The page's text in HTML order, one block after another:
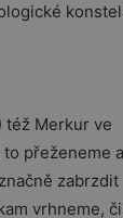
též Merkur ve
to přeženeme a
zabrzdit
vrhneme,